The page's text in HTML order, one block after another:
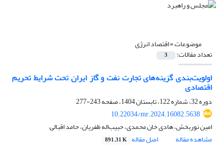
موضوعات =اقتصاد انرژی
تعداد مقالات: 3
اولویت‌بندی گزینه‌های تجارت نفت و گاز ایران تحت شرایط تحریم
اقتصادی
دوره 32، شماره 122، تابستان 1404، صفحه
243-277
10.22034/mr.2024.16082.5638
امین نوربخش، هادی خان محمدی، حبیب‌اله ظفریان، حامد اقبالی
مشاهده مقاله
اصل مقاله 891.31 K